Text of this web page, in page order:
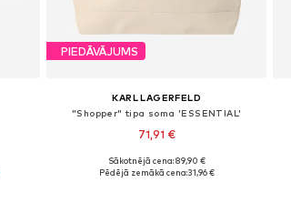
PIEDĀVĀJUMS
KARL LAGERFELD
"Shopper" tipa soma 'ESSENTIAL'
71,91 €
Pieejamie izmēri: One Size
Sākotnējā cena: 89,90 €
Pēdējā zemākā cena:31,96 €